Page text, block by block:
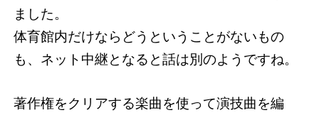
ました。
体育館内だけならどうということがないもの
も、ネット中継となると話は別のようですね。
著作権をクリアする楽曲を使って演技曲を編